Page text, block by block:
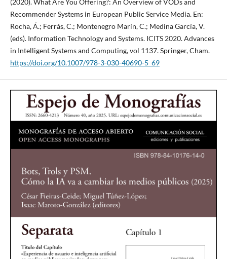
(2020). What Are You Offering?: An Overview of VODs and
Recommender Systems in European Public Service Media. En:
Rocha, Á.; Ferrás, C.; Montenegro Marín, C.; Medina García, V.
(eds). Information Technology and Systems. ICITS 2020. Advances
in Intelligent Systems and Computing, vol 1137. Springer, Cham.
https://doi.org/10.1007/978-3-030-40690-5_69